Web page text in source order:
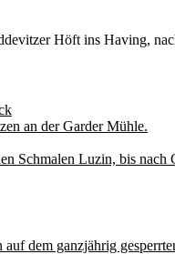
Höft ins Having,
an der Garder Mühle.
Schmalen Luzin, bis nach
dem ganzjährig